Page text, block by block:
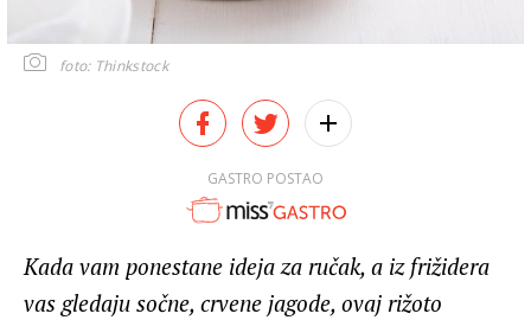
foto: Thinkstock
GASTRO POSTAO
Kada vam ponestane ideja za ručak, a iz frižidera
vas gledaju sočne, crvene jagode, ovaj rižoto